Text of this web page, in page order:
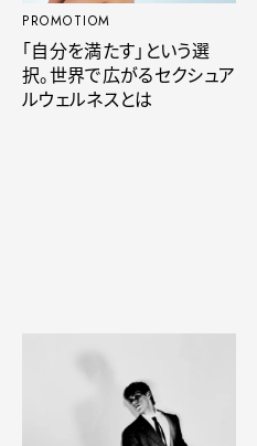
PROMOTIOM
「自分を満たす」という選
択。世界で広がるセクシュア
ルウェルネスとは